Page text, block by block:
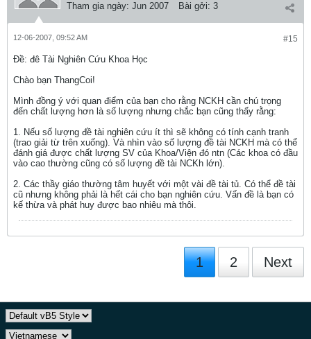
Tham gia ngày: Jun 2007 Bài gởi: 3
#15
12-06-2007, 09:52 AM
Ðề: đê Tài Nghiên Cứu Khoa Học
Chào bạn ThangCoi!
Mình đồng ý với quan điểm của bạn cho rằng NCKH cần chú trọng
đến chất lượng hơn là số lượng nhưng chắc bạn cũng thấy rằng:
1. Nếu số lượng đề tài nghiên cứu ít thì sẽ không có tính cạnh tranh
(trao giải từ trên xuống). Và nhìn vào số lượng đề tài NCKH mà có thể
đánh giá được chất lượng SV của Khoa/Viện đó ntn (Các khoa có đầu
vào cao thường cũng có số lượng đề tài NCKh lớn).
2. Các thầy giáo thường tâm huyết với một vài đề tài tủ. Có thể đề tài
cũ nhưng không phải là hết cái cho bạn nghiên cứu. Vấn đề là bạn có
kế thừa và phát huy được bao nhiêu mà thôi.
1 2 Next